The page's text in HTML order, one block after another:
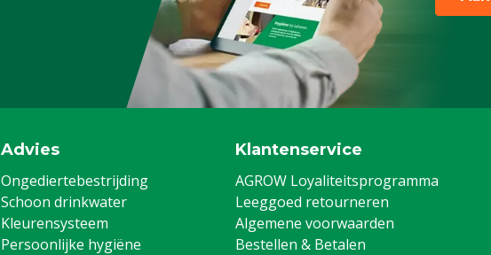
Advies
Ongediertebestrijding
Schoon drinkwater
Kleurensysteem
Persoonlijke hygiëne
Klantenservice
AGROW Loyaliteitsprogramma
Leeggoed retourneren
Algemene voorwaarden
Bestellen & Betalen